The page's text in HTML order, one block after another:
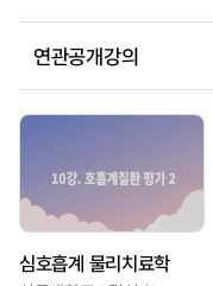
연관공개강의
심호흡계 물리치료학